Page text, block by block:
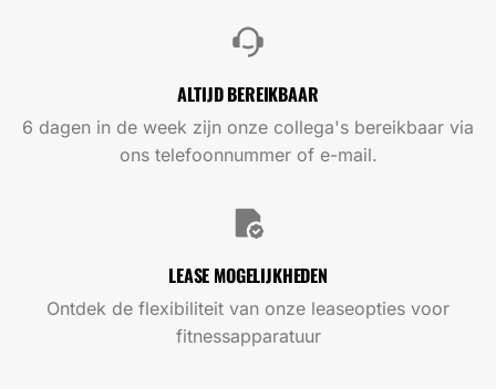
ALTIJD BEREIKBAAR
6 dagen in de week zijn onze collega's bereikbaar via
ons telefoonnummer of e-mail.
LEASE MOGELIJKHEDEN
Ontdek de flexibiliteit van onze leaseopties voor
fitnessapparatuur